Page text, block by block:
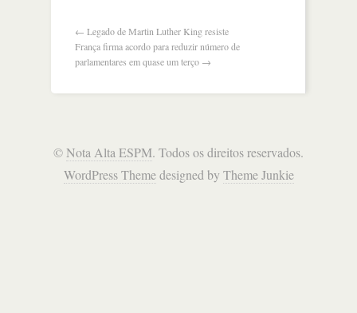
← Legado de Martin Luther King resiste
França firma acordo para reduzir número de
parlamentares em quase um terço →
©Nota Alta ESPM. Todos os direitos reservados.
WordPress Themedesigned by Theme Junkie